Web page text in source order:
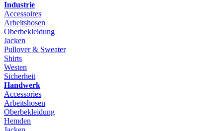
Industrie
Accessoires
Arbeitshosen
Oberbekleidung
Jacken
Pullover & Sweater
Shirts
Westen
Sicherheit
Handwerk
Accessories
Arbeitshosen
Oberbekleidung
Hemden